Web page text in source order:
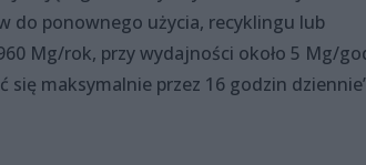
do ponownego użycia, recyklingu lub
Mg/rok, przy wydajności około 5 Mg/
maksymalnie przez 16 godzin